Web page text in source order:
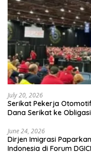
July 20, 2026
Serikat Pekerja
Dana Serikat ke
June 24, 2026
Dirjen Imigrasi
Indonesia di Forum